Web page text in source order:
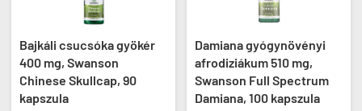
Bajkáli csucsóka gyökér
400 mg, Swanson
Chinese Skullcap, 90
kapszula
Damiana gyógynövényi
afrodiziákum 510 mg,
Swanson Full Spectrum
Damiana, 100 kapszula